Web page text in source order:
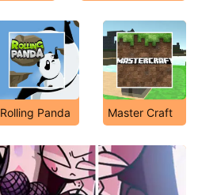
Rolling Panda Master Craft